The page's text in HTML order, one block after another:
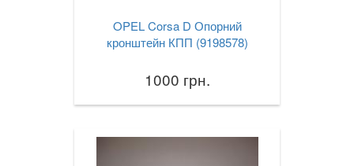
OPEL Corsa D Опорний
кронштейн КПП (9198578)
1000 грн.